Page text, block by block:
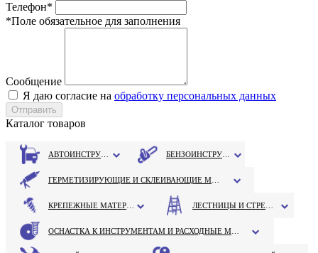
Телефон*
*Поле обязательное для заполнения
Сообщение
Я даю согласие на обработку персональных данных
Каталог товаров